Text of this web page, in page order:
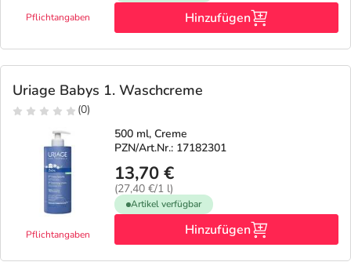
Pflichtangaben Hinzufügen
Uriage Babys 1. Waschcreme
(0)
Pflichtangaben
500 ml, Creme
PZN/Art.Nr.: 17182301
13,70 €
(27,40 €/1 l)
Artikel verfügbar
Hinzufügen